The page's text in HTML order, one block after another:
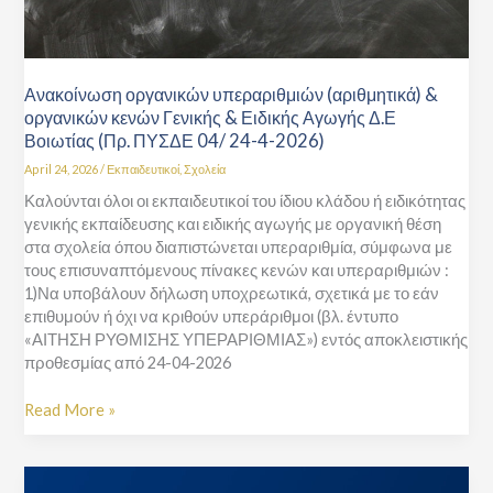
Ανακοίνωση οργανικών υπεραριθμιών (αριθμητικά) &
οργανικών κενών Γενικής & Ειδικής Αγωγής Δ.Ε
Βοιωτίας (Πρ. ΠΥΣΔΕ 04/ 24-4-2026)
April 24, 2026/ Εκπαιδευτικοί,Σχολεία
Καλούνται όλοι οι εκπαιδευτικοί του ίδιου κλάδου ή ειδικότητας
γενικής εκπαίδευσης και ειδικής αγωγής με οργανική θέση
στα σχολεία όπου διαπιστώνεται υπεραριθμία, σύμφωνα με
τους επισυναπτόμενους πίνακες κενών και υπεραριθμιών :
1)Να υποβάλουν δήλωση υποχρεωτικά, σχετικά με το εάν
επιθυμούν ή όχι να κριθούν υπεράριθμοι (βλ. έντυπο
«ΑΙΤΗΣΗ ΡΥΘΜΙΣΗΣ ΥΠΕΡΑΡΙΘΜΙΑΣ») εντός αποκλειστικής
προθεσμίας από 24-04-2026
Αγωγής
Δ.Ε
(Πρ.
ΠΥΣΔΕ
04/
24-
2026)
Read More »